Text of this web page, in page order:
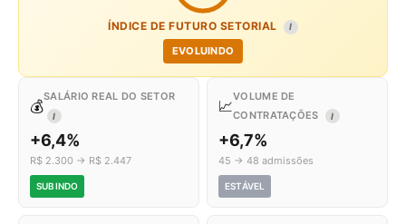
ÍNDICE DE FUTURO SETORIAL I
EVOLUINDO
💰
SALÁRIO REAL DO SETOR
I
+6,4%
R$ 2.300 → R$ 2.447
SUBINDO
📈
VOLUME DE
CONTRATAÇÕES
I
+6,7%
45 → 48 admissões
ESTÁVEL